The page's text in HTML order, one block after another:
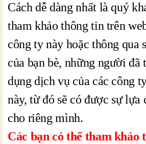
Cách dễ dàng nhất là quý
tham khảo thông tin trên
công ty này hoặc thông qua
của bạn bè, những người đã
dụng dịch vụ của các công
này, từ đó sẽ có được sự lựa
cho riêng mình.
Các bạn có thể tham khảo